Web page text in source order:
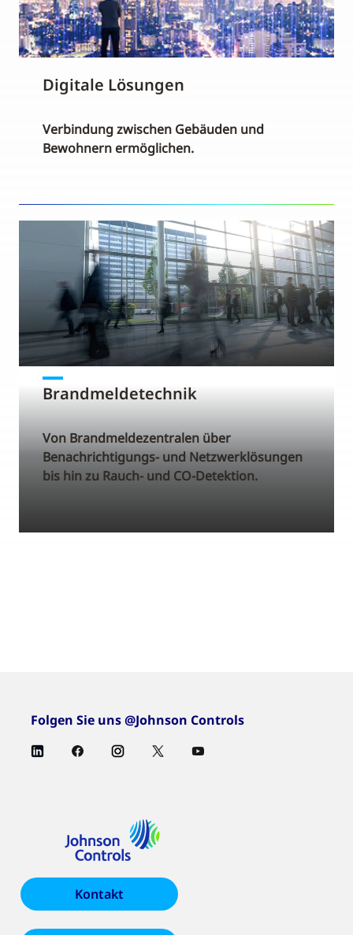
Digitale Lösungen
Verbindung zwischen Gebäuden und
Bewohnern ermöglichen.
Brandmeldetechnik
Von Brandmeldezentralen über
Benachrichtigungs- und Netzwerklösungen
bis hin zu Rauch- und CO-Detektion.
Folgen Sie uns @Johnson Controls
Kontakt